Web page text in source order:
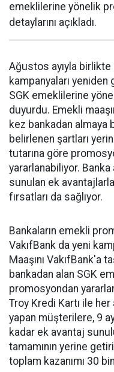
emeklilerine yönelik
detaylarını açıkladı.
Ağustos ayıyla
kampanyaları
SGK emeklilerine
duyurdu. Emekli
kez bankadan almaya
belirlenen şartları
tutarına göre
yararlanabiliyor. Banka
sunulan ek
fırsatları da sağlıyor.
Bankaların emekli
VakıfBank da yeni
Maaşını VakıfBank'a
bankadan alan SGK
promosyondan
Troy Kredi Kartı ile
yapan müşterilere, 9
kadar ek avantaj
tamamının yerine
toplam kazanımı 30